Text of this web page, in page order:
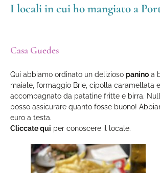
I locali in cui ho mangiato a
Casa Guedes
Qui abbiamo ordinato un delizioso panino a
maiale, formaggio Brie, cipolla caramellata
accompagnato da patatine fritte e birra.
posso assicurare quanto fosse buono!
euro a testa.
Cliccate qui per conoscere il locale.